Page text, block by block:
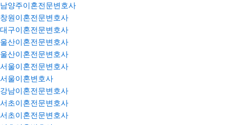
남양주이혼전문변호사
창원이혼전문변호사
대구이혼전문변호사
울산이혼전문변호사
울산이혼전문변호사
서울이혼전문변호사
서울이혼변호사
강남이혼전문변호사
서초이혼전문변호사
서초이혼전문변호사